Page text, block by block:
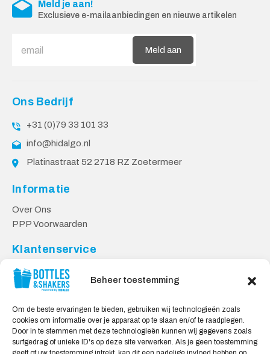
Beheer toestemming
Om de beste ervaringen te bieden, gebruiken wij technologieën zoals
cookies om informatie over je apparaat op te slaan en/of te raadplegen.
Door in te stemmen met deze technologieën kunnen wij gegevens zoals
surfgedrag of unieke ID's op deze site verwerken. Als je geen toestemming
Meld je aan!
Exclusieve e-mailaanbiedingen en nieuwe artikelen
Meld aan
Ons Bedrijf
+31 (0)79 33 101 33
info@hidalgo.nl
Platinastraat 52 2718 RZ Zoetermeer
Informatie
Over Ons
PPP Voorwaarden
Klantenservice
Contact
Levering & Retourneren
Veilig Shoppen
My account